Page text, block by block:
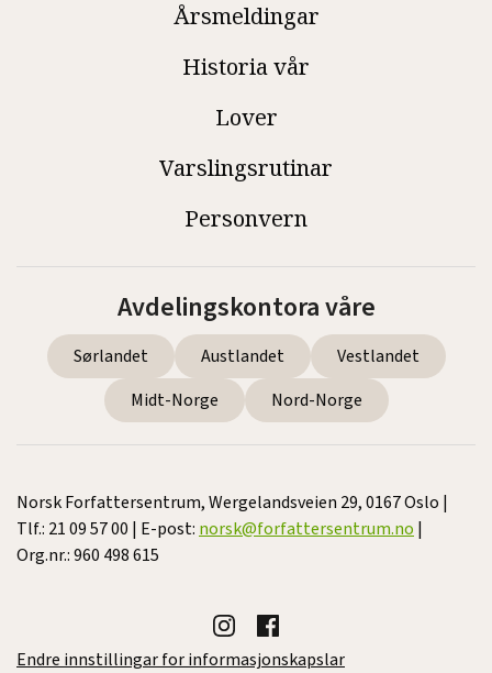
Årsmeldingar
Historia vår
Lover
Varslingsrutinar
Personvern
Avdelingskontora våre
Sørlandet Austlandet
Vestlandet
Midt-Norge
Nord-Norge
Norsk Forfattersentrum, Wergelandsveien 29, 0167 Oslo |
Tlf.: 21 09 57 00 | E-post: norsk@forfattersentrum.no |
Org.nr.: 960 498 615
Endre innstillingar for informasjonskapslar